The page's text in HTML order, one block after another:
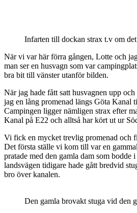
Infarten till dockan strax t.v om
När vi var här förra gången, Lotte och
man ser en husvagn som var
bra bit till vänster utanför bilden.
När jag hade fått satt husvagnen upp
jag en lång promenad längs Göta Kanal
Campingen ligger nämligen strax efter
Kanal på E22 och alltså har kört ut ur
Vi fick en mycket trevlig promenad och
Det första ställe vi kom till var en
pratade med den gamla dam som bodde
landsvägen tidigare hade gått bredvid
bro över kanalen.
Den gamla brovakt stuga vid den